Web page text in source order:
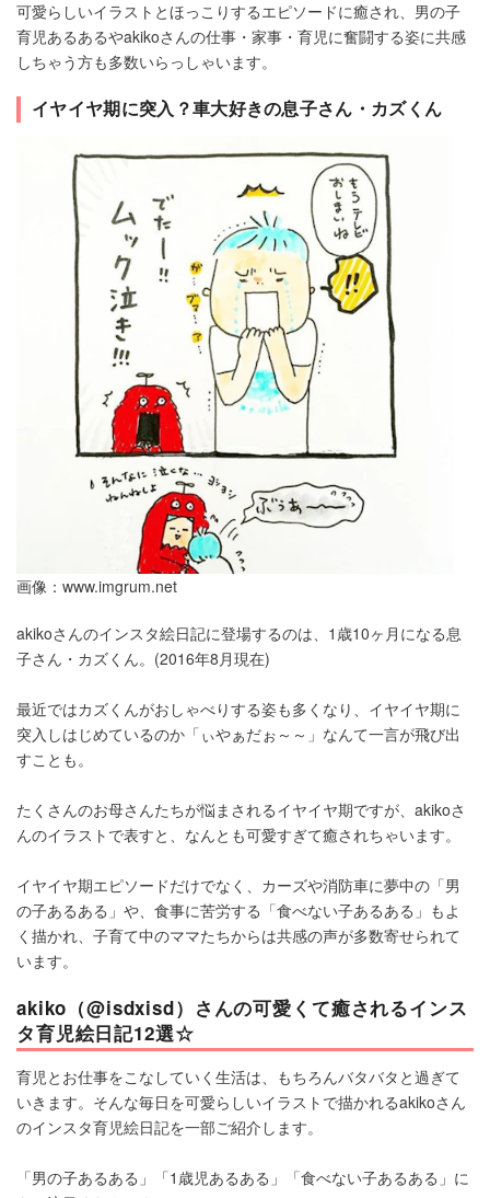
可愛らしいイラストとほっこりするエピソードに癒され、男の子
育児あるあるやakikoさんの仕事・家事・育児に奮闘する姿に共感
しちゃう方も多数いらっしゃいます。
イヤイヤ期に突入？車大好きの息子さん・カズくん
画像： www.imgrum.net
akikoさんのインスタ絵日記に登場するのは、1歳10ヶ月になる息
子さん・カズくん。(2016年8月現在)
最近ではカズくんがおしゃべりする姿も多くなり、イヤイヤ期に
突入しはじめているのか「ぃやぁだぉ～～」なんて一言が飛び出
すことも。
たくさんのお母さんたちが悩まされるイヤイヤ期ですが、akikoさ
んのイラストで表すと、なんとも可愛すぎて癒されちゃいます。
イヤイヤ期エピソードだけでなく、カーズや消防車に夢中の「男
の子あるある」や、食事に苦労する「食べない子あるある」もよ
く描かれ、子育て中のママたちからは共感の声が多数寄せられて
います。
akiko（@isdxisd）さんの可愛くて癒されるインス
タ育児絵日記12選☆
育児とお仕事をこなしていく生活は、もちろんバタバタと過ぎて
いきます。そんな毎日を可愛らしいイラストで描かれるakikoさん
のインスタ育児絵日記を一部ご紹介します。
「男の子あるある」「1歳児あるある」「食べない子あるある」に